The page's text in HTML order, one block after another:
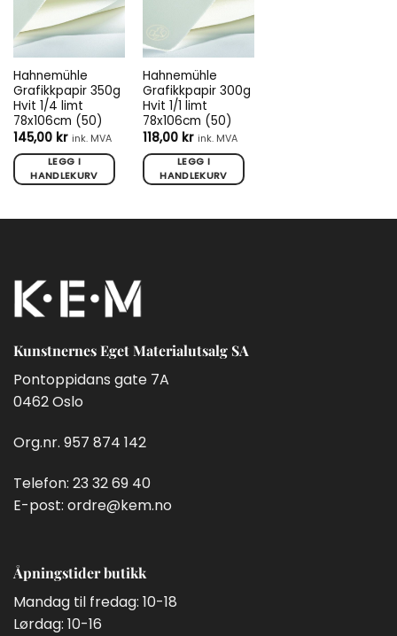
velges
på
Hahnemühle
Grafikkpapir 350g
Hvit 1/4 limt
78x106cm (50)
145,00 kr ink. MVA
LEGG I
HANDLEKURV
Hahnemühle
Grafikkpapir 300g
Hvit 1/1 limt
78x106cm (50)
118,00 kr ink. MVA
LEGG I
HANDLEKURV
Kunstnernes Eget Materialutsalg SA
Pontoppidans gate 7A
0462 Oslo
Org.nr. 957 874 142
Telefon: 23 32 69 40
E-post: ordre@kem.no
Åpningstider butikk
Mandag til fredag: 10-18
Lørdag: 10-16